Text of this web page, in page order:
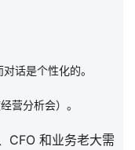
话是个性化的。
营分析会）。
CFO 和业务老大需